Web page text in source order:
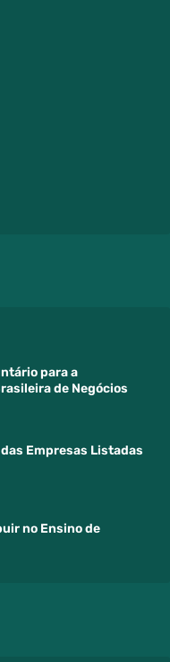
para a
de Negócios
Empresas Listadas
no Ensino de